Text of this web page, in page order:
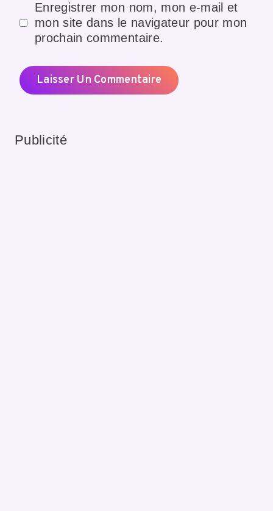
Enregistrer mon nom, mon e-mail et
mon site dans le navigateur pour mon
prochain commentaire.
Publicité